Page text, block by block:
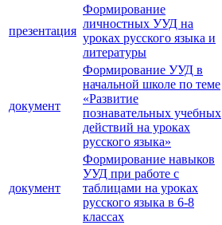
презентация
Формирование
личностных УУД на
уроках русского языка и
литературы
документ
Формирование УУД в
начальной школе по теме
«Развитие
познавательных учебных
действий на уроках
русского языка»
документ
Формирование навыков
УУД при работе с
таблицами на уроках
русского языка в 6-8
классах